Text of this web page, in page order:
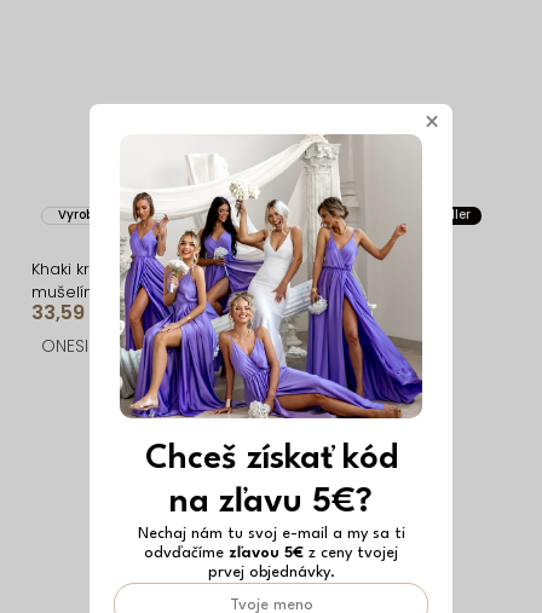
Vyrobené v EÚ
Khaki krátke košeľové
mušelínové šaty STEFANIE
33,59 €
ONESIZE
Vyrobené v EÚ Bestseller
Olivové dlhé
spoločenské šaty
JOELLIAN s dlhým
rukávom
52,69 €
ONESIZE
×
Chceš získať kód
na zľavu 5€?
Nechaj nám tu svoj e-mail a my sa ti
odvďačíme zľavou 5€ z ceny tvojej
prvej objednávky.